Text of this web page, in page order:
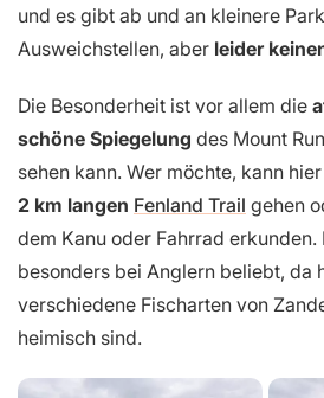
und es gibt ab und an kleinere
Ausweichstellen, aber leider
Die Besonderheit ist vor allem die
schöne Spiegelung des Mount
sehen kann. Wer möchte, kann
2 km langen Fenland Trail gehen
dem Kanu oder Fahrrad erkunden.
besonders bei Anglern beliebt, da
verschiedene Fischarten von
heimisch sind.